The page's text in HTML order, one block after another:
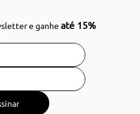
e ganheaté 15%